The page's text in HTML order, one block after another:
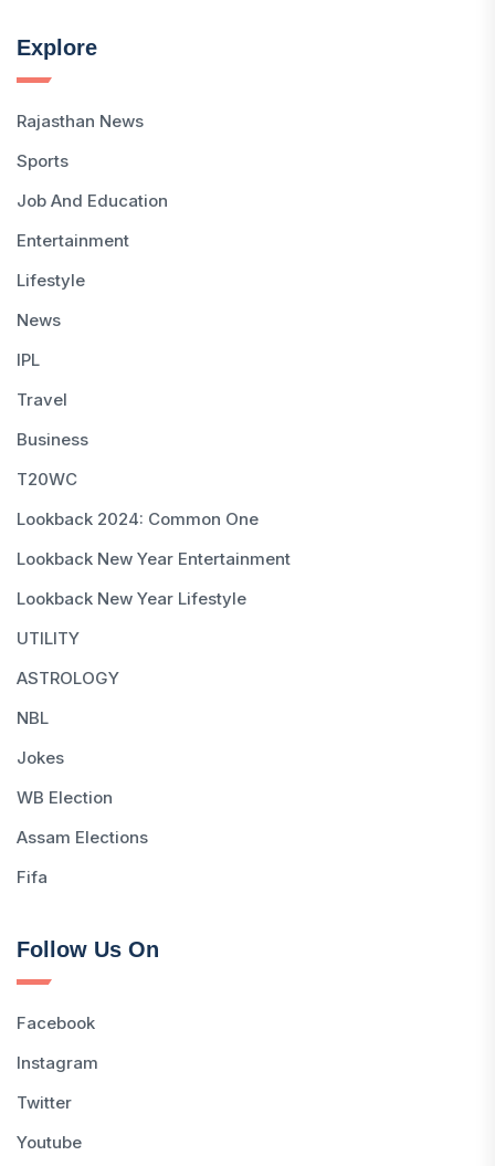
Explore
Rajasthan News
Sports
Job And Education
Entertainment
Lifestyle
News
IPL
Travel
Business
T20WC
Lookback 2024: Common One
Lookback New Year Entertainment
Lookback New Year Lifestyle
UTILITY
ASTROLOGY
NBL
Jokes
WB Election
Assam Elections
Fifa
Follow Us On
Facebook
Instagram
Twitter
Youtube